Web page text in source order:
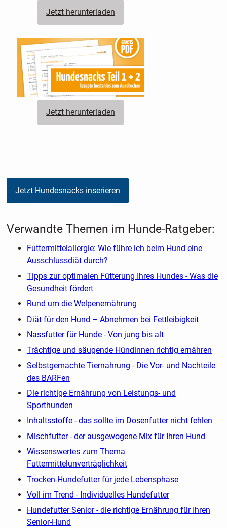
Jetzt herunterladen
Jetzt herunterladen
Jetzt Hundesnacks inserieren
Verwandte Themen im Hunde-Ratgeber:
Futtermittelallergie: Wie führe ich beim Hund eine
Ausschlussdiät durch?
Tipps zur optimalen Fütterung Ihres Hundes - Was die
Gesundheit fördert
Rund um die Welpenernährung
Diät für den Hund – Abnehmen bei Fettleibigkeit
Nassfutter für Hunde - Von jung bis alt
Trächtige und säugende Hündinnen richtig ernähren
Selbstgemachte Tiernahrung - Die Vor- und Nachteile
des BARFen
Die richtige Ernährung von Leistungs- und
Sporthunden
Inhaltsstoffe - das sollte im Dosenfutter nicht fehlen
Mischfutter - der ausgewogene Mix für Ihren Hund
Wissenswertes zum Thema
Futtermittelunverträglichkeit
Trocken-Hundefutter für jede Lebensphase
Voll im Trend - Individuelles Hundefutter
Hundefutter Senior - die richtige Ernährung für Ihren
Senior-Hund